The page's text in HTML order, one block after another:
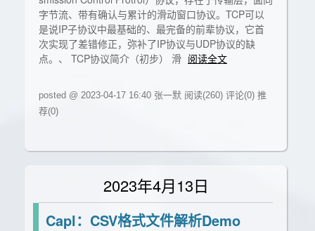
字节流、带有确认与累计的滑动窗口协议。TCP可以
是说IP子协议中最基础的、最完备的前辈协议，它首
次实现了差错修正，弥补了IP协议与UDP协议的缺
点。、 TCP协议简介（初步） 滑 阅读全文
posted @ 2023-04-17 16:40 张一默 阅读(260) 评论(0) 推
荐(0)
2023年4月13日
Capl：CSV格式文件解析Demo